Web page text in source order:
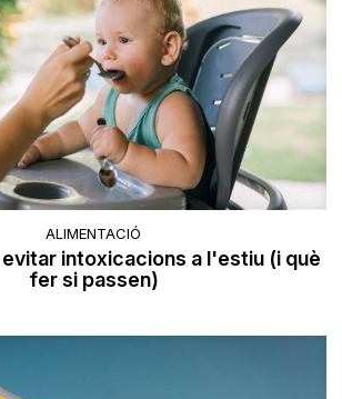
ALIMENTACIÓ
intoxicacions a l'estiu (i què
fer si passen)